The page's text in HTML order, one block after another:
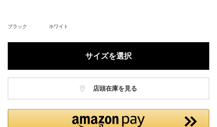
ブラック ホワイト
サイズを選択
店頭在庫を見る